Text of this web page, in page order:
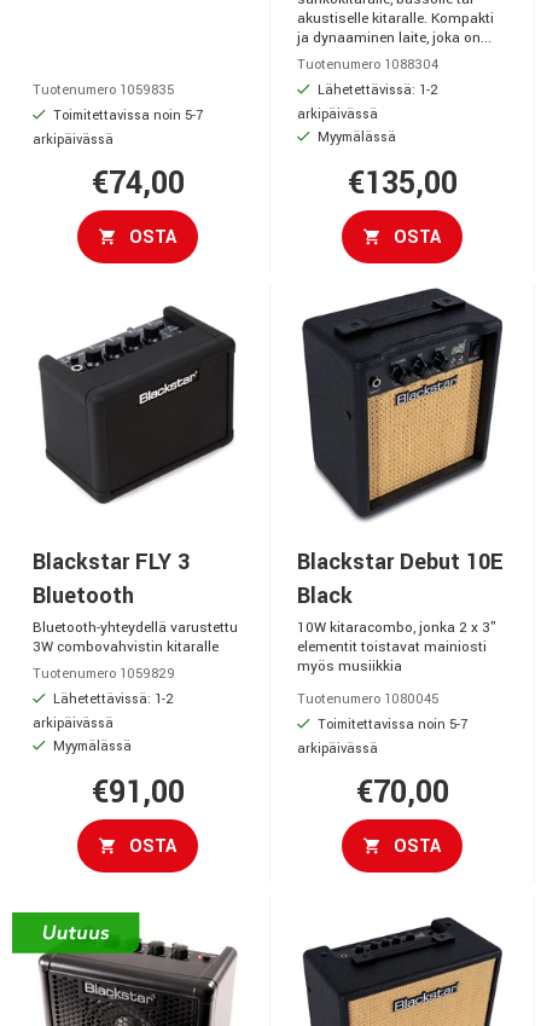
Tuotenumero 1059835
Toimitettavissa noin 5-7
arkipäivässä
€74,00
OSTA
akustiselle kitaralle. Kompakti
ja dynaaminen laite, joka on...
Tuotenumero 1088304
Lähetettävissä: 1-2
arkipäivässä
Myymälässä
€135,00
OSTA
Blackstar FLY 3
Bluetooth
Bluetooth-yhteydellä varustettu
3W combovahvistin kitaralle
Tuotenumero 1059829
Lähetettävissä: 1-2
arkipäivässä
Myymälässä
€91,00
OSTA
Blackstar Debut 10E
Black
10W kitaracombo, jonka 2 x 3"
elementit toistavat mainiosti
myös musiikkia
Tuotenumero 1080045
Toimitettavissa noin 5-7
arkipäivässä
€70,00
OSTA